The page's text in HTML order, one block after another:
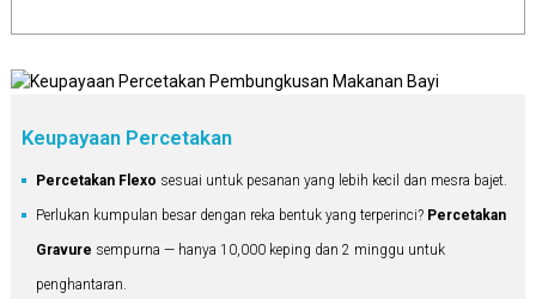
Keupayaan Percetakan
Percetakan Flexo sesuai untuk pesanan yang lebih kecil dan mesra bajet.
Perlukan kumpulan besar dengan reka bentuk yang terperinci? Percetakan
Gravure sempurna — hanya 10,000 keping dan 2 minggu untuk
penghantaran.